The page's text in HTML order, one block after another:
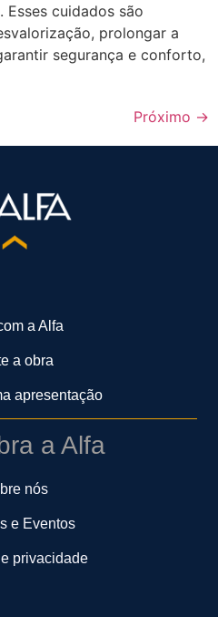
Esses cuidados são
prolongar a
segurança e conforto,
Próximo →
a Alfa
a obra
apresentação
a Alfa
nós
e Eventos
privacidade